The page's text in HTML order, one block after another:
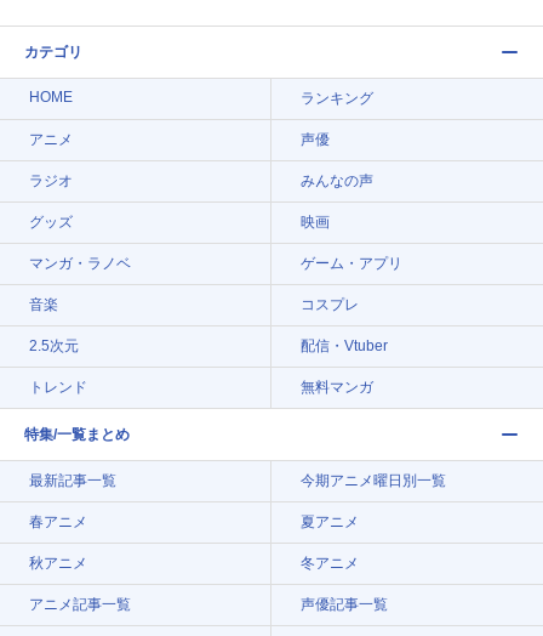
カテゴリ
HOME ランキング
アニメ 声優
ラジオ みんなの声
グッズ 映画
マンガ・ラノベ ゲーム・アプリ
音楽 コスプレ
2.5次元 配信・Vtuber
トレンド 無料マンガ
特集/一覧まとめ
最新記事一覧 今期アニメ曜日別一覧
春アニメ 夏アニメ
秋アニメ 冬アニメ
アニメ記事一覧 声優記事一覧